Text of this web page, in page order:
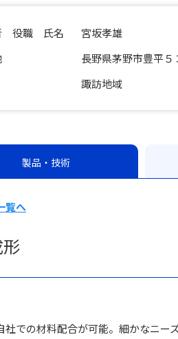
役職 氏名
宮坂孝雄
長野県茅野市豊平５
諏訪地域
製品・技術
覧へ
社での材料配合が可能。細かなニー